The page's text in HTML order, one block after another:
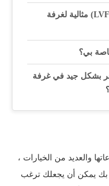
لماذا تعتبر أرضيات الفينيل الفاخرة (LVF) مثالية لغرفة
بي؟
بشكل جيد في غرفة
والعديد من الخيارات ،
بك يمكن أن يجعلك ترغب